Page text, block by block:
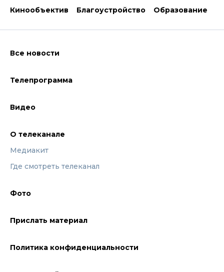
Кинообъектив
Благоустройство Образование
Все новости
Телепрограмма
Видео
О телеканале
Медиакит
Где смотреть телеканал
Фото
Прислать материал
Политика конфиденциальности